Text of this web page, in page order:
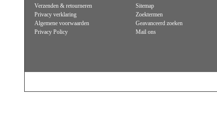
Verzenden & retourneren
Privacy verklaring
Algemene voorwaarden
Privacy Policy
Sitemap
Zoektermen
Geavanceerd zoeken
Mail ons